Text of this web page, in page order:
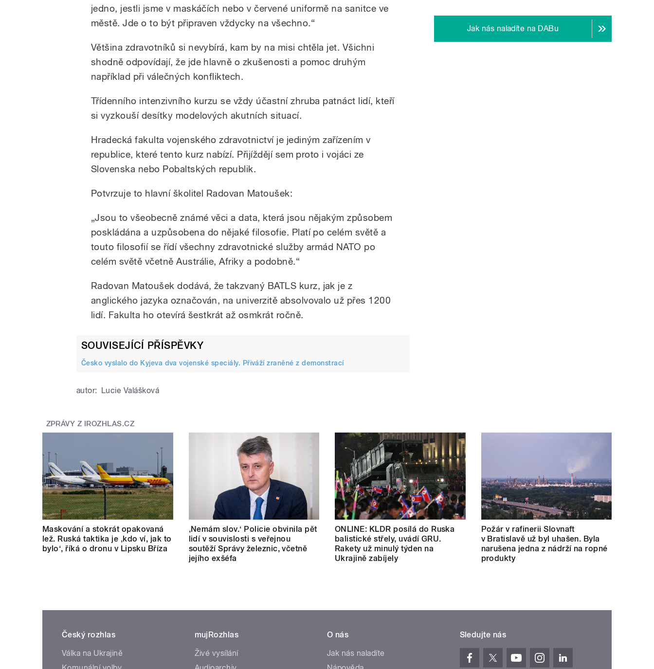
jedno, jestli jsme v maskáčích nebo v červené uniformě na sanitce ve
městě. Jde o to být připraven vždycky na všechno.“
Většina zdravotníků si nevybírá, kam by na misi chtěla jet. Všichni
shodně odpovídají, že jde hlavně o zkušenosti a pomoc druhým
například při válečných konfliktech.
Třídenního intenzivního kurzu se vždy účastní zhruba patnáct lidí, kteří
si vyzkouší desítky modelových akutních situací.
Hradecká fakulta vojenského zdravotnictví je jediným zařízením v
republice, které tento kurz nabízí. Přijíždějí sem proto i vojáci ze
Slovenska nebo Pobaltských republik.
Potvrzuje to hlavní školitel Radovan Matoušek:
„Jsou to všeobecně známé věci a data, která jsou nějakým způsobem
poskládána a uzpůsobena do nějaké filosofie. Platí po celém světě a
touto filosofií se řídí všechny zdravotnické služby armád NATO po
celém světě včetně Austrálie, Afriky a podobně.“
Radovan Matoušek dodává, že takzvaný BATLS kurz, jak je z
anglického jazyka označován, na univerzitě absolvovalo už přes 1200
lidí. Fakulta ho otevírá šestkrát až osmkrát ročně.
SOUVISEJÍCÍ PŘÍSPĚVKY
Česko vyslalo do Kyjeva dva vojenské speciály. Přiváží zraněné z demonstrací
autor: Lucie Valášková
Jak nás naladíte na DABu
ZPRÁVY Z IROZHLAS.CZ
Maskování a stokrát opakovaná
lež. Ruská taktika je ‚kdo ví, jak to
bylo‘, říká o dronu v Lipsku Bříza
‚Nemám slov.‘ Policie obvinila pět
lidí v souvislosti s veřejnou
soutěží Správy železnic, včetně
jejího exšéfa
ONLINE: KLDR posílá do Ruska
balistické střely, uvádí GRU.
Rakety už minulý týden na
Ukrajině zabíjely
Požár v rafinerii Slovnaft
v Bratislavě už byl uhašen. Byla
narušena jedna z nádrží na ropné
produkty
Český rozhlas
Válka na Ukrajině
mujRozhlas
Živé vysílání
O nás
Jak nás naladíte
Sledujte nás